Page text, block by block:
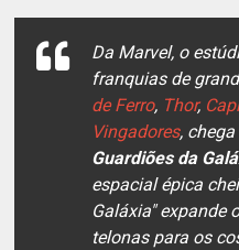
Da Marvel, o
franquias de
de Ferro, Thor,
Vingadores,
Guardiões da
espacial épica
Galáxia" expande
telonas para os